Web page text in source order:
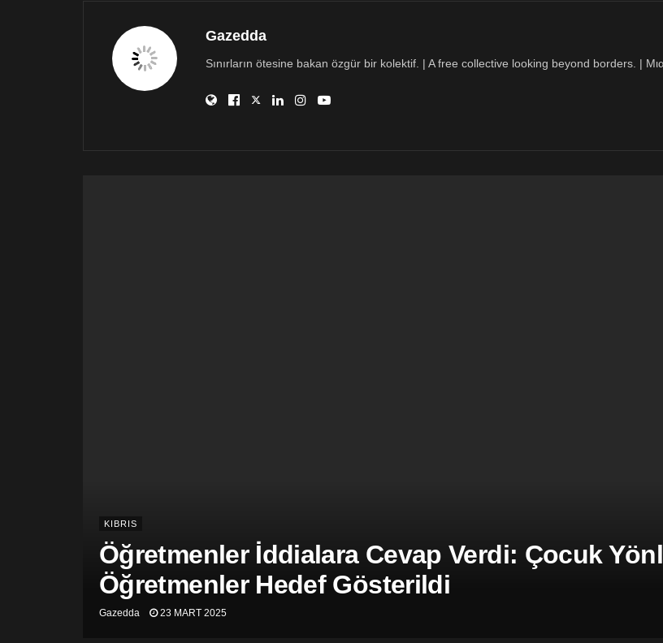
Gazedda
Sınırların ötesine bakan özgür bir kolektif. | A free collective looking beyond borders. | Μια
KIBRIS
Öğretmenler İddialara Cevap Verdi: Çocuk
Öğretmenler Hedef Gösterildi
Gazedda 23 MART 2025